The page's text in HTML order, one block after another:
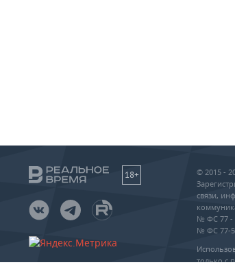
18+
© 2015 -
связи,
№ ФС 77 -
№ ФС 77-
только с